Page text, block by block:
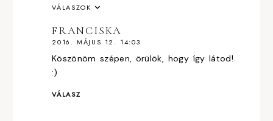
VÁLASZOK
FRANCISKA
2016. MÁJUS 12. 14:03
Köszönöm szépen, örülök, hogy így látod!
:)
VÁLASZ